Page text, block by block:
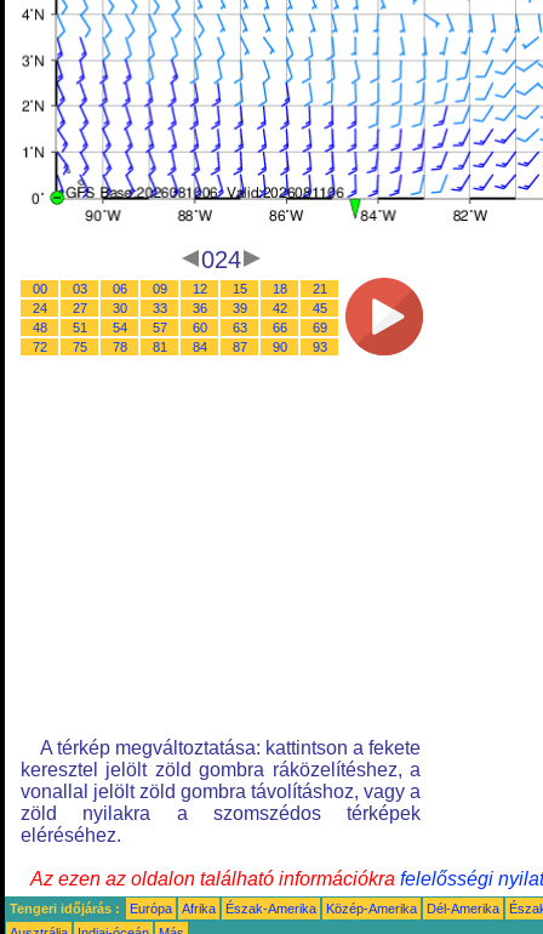
024
00 03 06 09 12 15 18
21
24
27 30 33 36 39 42
45
48
51 54 57 60 63 66
69
72
75 78 81 84 87 90 93
A térkép megváltoztatása: kattintson a fekete
keresztel jelölt zöld gombra ráközelítéshez, a
vonallal jelölt zöld gombra távolításhoz, vagy a
zöld nyilakra a szomszédos térképek
eléréséhez.
Az ezen az oldalon található információkra felelősségi
Tengeri időjárás : Európa Afrika Észak-Amerika Közép-Amerika Dél-Amerika